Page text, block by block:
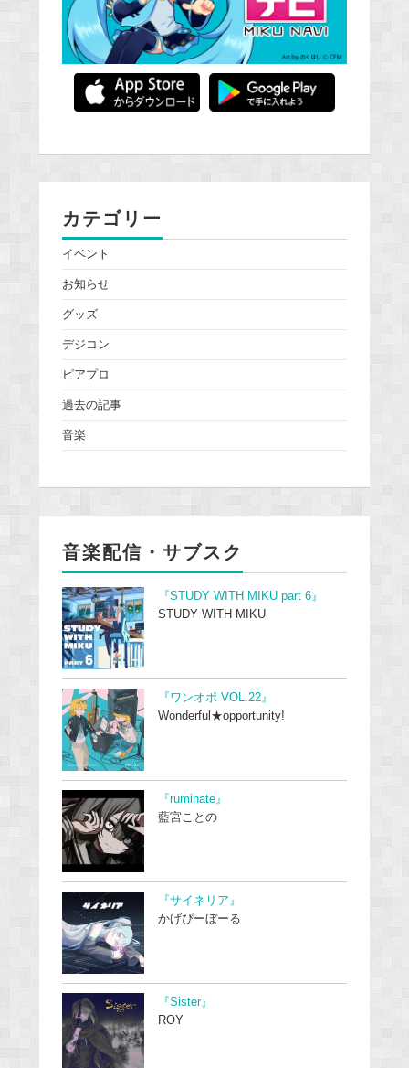
カテゴリー
イベント
お知らせ
グッズ
デジコン
ピアプロ
過去の記事
音楽
音楽配信・サブスク
『STUDY WITH MIKU part 6』
STUDY WITH MIKU
『ワンオポ VOL.22』
Wonderful★opportunity!
『ruminate』
藍宮ことの
『サイネリア』
かげぴーぼーる
『Sister』
ROY